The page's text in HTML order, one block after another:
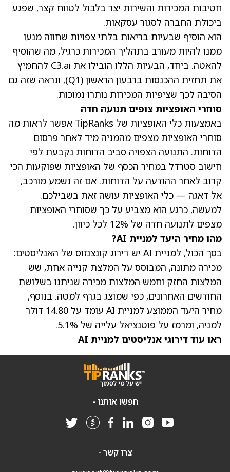
חטיבות המכירות והשירות יצר בלבול לטווח קצר, שפגע
ביכולת החברה לסגור עסקאות.
הוא הוסיף שבעיות בריאות בלתי צפויות שחווה מנעו
ממנו להיות מעורב בתהליך המכירות כרגיל, מה שהוסיף
להאטה. ביחד, הבעיות הללו הובילו את C3.ai להחמיץ
את תחזית ההכנסות ברבעון הראשון (Q1), ונראה שזה גם
הסיבה לכך שציפיות המכירות נותרו נמוכות.
סוחרי האופציות צופים תנועה חדה
באמצעות כלי האופציות של TipRanks אפשר לראות מה
סוחרי האופציות מצפים מהמניה מיד לאחר פרסום
הדוחות. התנועה הצפויה סביב הדוחות נקבעת לפי
חישוב סטרדל במחיר הכסף של האופציות שפוקעות הכי
קרוב לאחר ההודעה על הדוחות. אם זה נשמע מורכב,
אל דאגה — כלי האופציות עושה זאת בשבילכם.
למעשה, כרגע הוא מצביע על כך שסוחרי האופציות
מצפים לתנועה חדה של 12%
לכל כיוון.
מהו מחיר היעד למניית AI?
בסך הכול, למניית AI יש דירוג קונצנזוס של האנליסטים:
מכירה מתונה, המבוסס על המלצת קנייה אחת, שש
המלצות החזק וחמש המלצות מכירה שניתנו בשלושת
החודשים האחרונים, כפי שמוצג בגרף למטה. בנוסף,
מחיר היעד הממוצע
למניית AI עומד על 14.80 דולר
למניה, ומרמז על פוטנציאל עלייה של 5.1%.
ראו עוד דירוגי אנליסטים למניית AI
חפשו אותנו -
צרו קשר -